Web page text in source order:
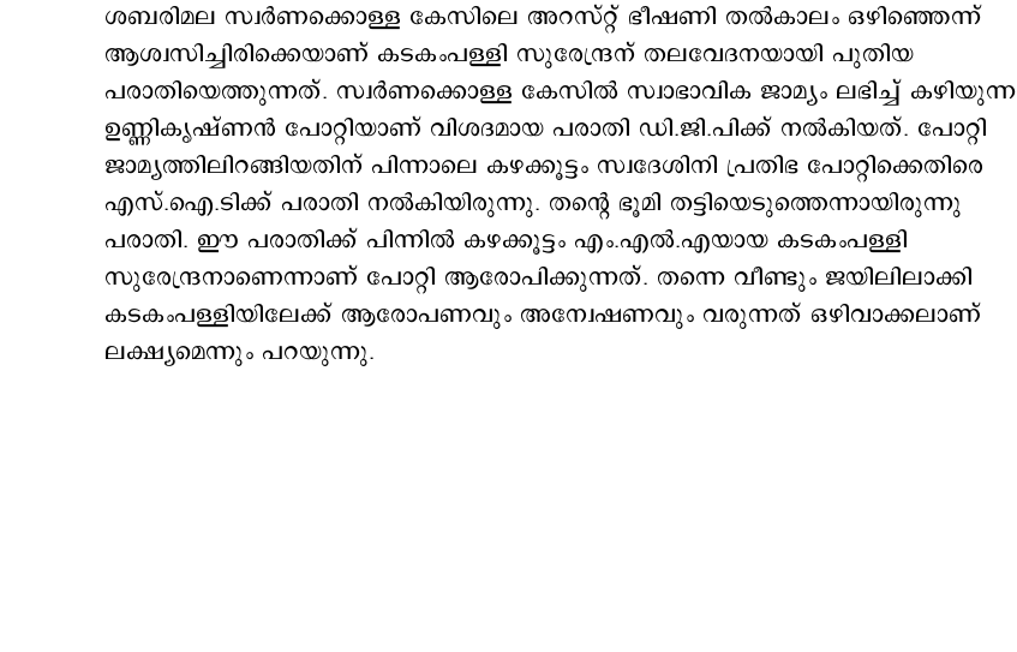
ശബരിമല സ്വര്‍ണക്കൊള്ള കേസിലെ അറസ്റ്റ് ഭീഷണി തല്‍കാലം ഒഴിഞ്ഞെന്ന്
ആശ്വസിച്ചിരിക്കെയാണ് കടകംപള്ളി സുരേന്ദ്രന് തലവേദനയായി പുതിയ
പരാതിയെത്തുന്നത്. സ്വര്‍ണക്കൊള്ള കേസില്‍ സ്വാഭാവിക ജാമ്യം ലഭിച്ച് കഴിയുന്ന
ഉണ്ണികൃഷ്ണന്‍ പോറ്റിയാണ് വിശദമായ പരാതി ഡി.ജി.പിക്ക് നല്‍കിയത്. പോറ്റി
ജാമ്യത്തിലിറങ്ങിയതിന് പിന്നാലെ കഴക്കൂട്ടം സ്വദേശിനി പ്രതിഭ പോറ്റിക്കെതിരെ
എസ്.ഐ.ടിക്ക് പരാതി നല്‍കിയിരുന്നു. തന്‍റെ ഭൂമി തട്ടിയെടുത്തെന്നായിരുന്നു
പരാതി. ഈ പരാതിക്ക് പിന്നില്‍ കഴക്കൂട്ടം എം.എല്‍.എയായ കടകംപള്ളി
സുരേന്ദ്രനാണെന്നാണ് പോറ്റി ആരോപിക്കുന്നത്. തന്നെ വീണ്ടും ജയിലിലാക്കി
കടകംപള്ളിയിലേക്ക് ആരോപണവും അന്വേഷണവും വരുന്നത് ഒഴിവാക്കലാണ്
ലക്ഷ്യമെന്നും പറയുന്നു.